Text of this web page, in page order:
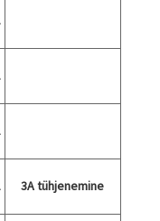
3A tühjenemine